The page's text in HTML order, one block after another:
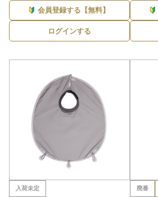
会員登録する【無料】
ログインする
入荷未定 廃番